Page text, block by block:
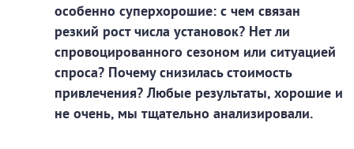
особенно суперхорошие: с чем связан
резкий рост числа установок? Нет ли
спровоцированного сезоном или ситуацией
спроса? Почему снизилась стоимость
привлечения? Любые результаты, хорошие и
не очень, мы тщательно анализировали.